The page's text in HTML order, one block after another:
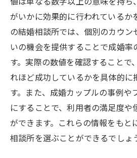
がいかに効果的に行われているか
の結婚相談所では、個別のカウ
いの機会を提供することで成婚率
す。実際の数値を確認することで
れほど成功しているかを具体的に
す。また、成婚カップルの事例や
にすることで、利用者の満足度や
ができます。これらの情報をもと
相談所を選ぶことができるでしょ